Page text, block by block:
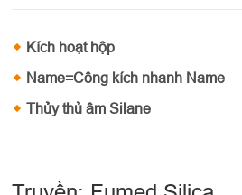
Kích hoạt hộp
Name=Công kích nhanh Name
Thủy thủ âm Silane